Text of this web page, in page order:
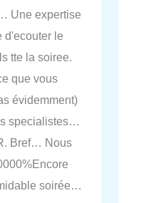
Une expertise
d'ecouter le
tte la soiree.
que vous
évidemment)
specialistes…
Bref… Nous
soirée…